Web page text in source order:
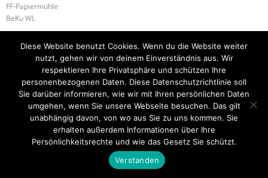
FF-Papiermühle
BeKu WL
B-2 FLÄCHENBRAND – GROSS H-2 TÜR ÖFFNEN DRINGEND
Startseite Einsätze Mitglied werden Über uns
Bilder
Kontakt
Theme byThink Up Themes Ltd. Powered byWordPress.
Diese Website benutzt Cookies. Wenn du die Website weiter
nutzt, gehen wir von deinem Einverständnis aus. Wir
respektieren Ihre Privatsphäre und schützen Ihre
personenbezogenen Daten. Diese Datenschutzrichtlinie soll
Sie darüber informieren, wie wir mit Ihren persönlichen Daten
umgehen, wenn Sie unsere Webseite besuchen. Das gilt
unabhängig davon, von wo aus Sie zu uns kommen. Sie
erhalten außerdem Informationen über Ihre
Persönlichkeitsrechte und wie das Gesetz Sie schützt.
Verstanden